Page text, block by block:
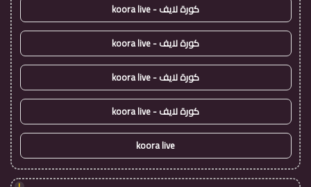
كورة لايف - koora live
كورة لايف - koora live
كورة لايف - koora live
كورة لايف - koora live
koora live